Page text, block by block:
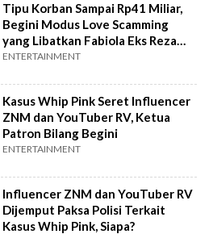
Tipu Korban Sampai Rp41 Miliar,
Begini Modus Love Scamming
yang Libatkan Fabiola Eks Reza
SMASH
ENTERTAINMENT
Kasus Whip Pink Seret Influencer
ZNM dan YouTuber RV, Ketua
Patron Bilang Begini
ENTERTAINMENT
Influencer ZNM dan YouTuber RV
Dijemput Paksa Polisi Terkait
Kasus Whip Pink, Siapa?